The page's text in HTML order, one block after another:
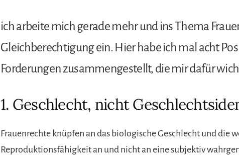
ich arbeite mich gerade mehr und ins Thema
Gleichberechtigung ein. Hier habe ich mal acht
Forderungen zusammengestellt, die mir dafür
1. Geschlecht, nicht
Frauenrechte knüpfen an das biologische Geschlecht und die
Reproduktionsfähigkeit an und nicht an eine subjektiv